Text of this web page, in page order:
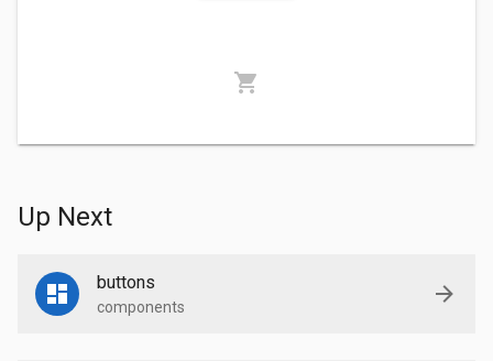
shopping_cart
Up Next
buttons
components